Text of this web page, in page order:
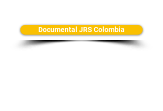
Documental JRS Colombia